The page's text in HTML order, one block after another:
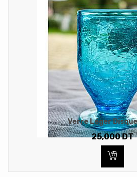
Verre Léger Disque
25,000DT